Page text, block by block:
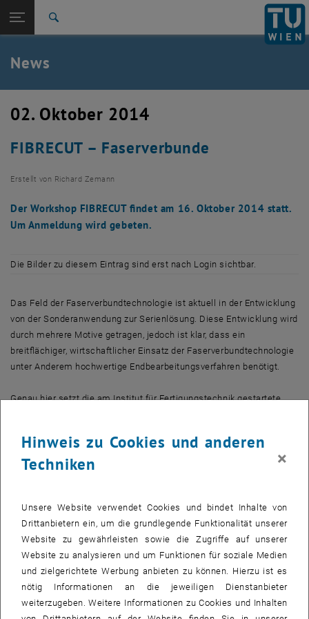
TU Login
Quicklinks
Quicklinks-Menü umschalten
Studium
Zurück: Subseiten von Aktuelles auflisten
Zurück zur letzten Ebene:
Aktuelles
News
News
02. Oktober 2014
FIBRECUT – Faserverbunde
Erstellt von Richard Zemann
Der Workshop FIBRECUT findet am 16. Oktober 2014 statt.
Um Anmeldung wird gebeten.
Die Bilder zu diesem Eintrag sind erst nach Login sichtbar.
Das Feld der Faserverbundtechnologie ist aktuell in der Entwicklung
von der Sonderanwendung zur Serienlösung. Diese Entwicklung wird
durch mehrere Motive getragen, jedoch ist klar, dass ein
breitflächiger, wirtschaftlicher Einsatz der Faserverbundtechnologie
unter Anderem hochwertige Endbearbeitungsverfahren benötigt.
Genau hier setzt die am Institut für Fertigungstechnik gestartete
beispielsweise neue Ansätze und Versuche mit KollegInnen
abzustimmen oder über aktuelle Ergebnisse und Möglichkeiten der
Hinweis zu Cookies und anderen
Techniken
×
Unsere Website verwendet Cookies und bindet Inhalte von
Drittanbietern ein, um die grundlegende Funktionalität unserer
Website zu gewährleisten sowie die Zugriffe auf unserer
Website zu analysieren und um Funktionen für soziale Medien
und zielgerichtete Werbung anbieten zu können. Hierzu ist es
nötig Informationen an die jeweiligen Dienstanbieter
weiterzugeben. Weitere Informationen zu Cookies und Inhalten